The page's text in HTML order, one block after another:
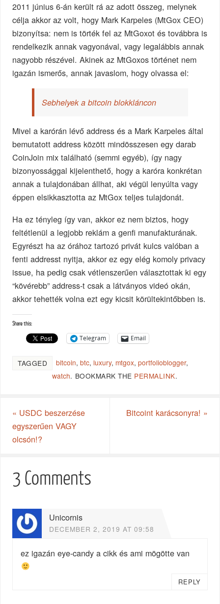
2011 június 6-án került rá az adott összeg, melynek
célja akkor az volt, hogy Mark Karpeles (MtGox CEO)
bizonyítsa: nem is törték fel az MtGoxot és továbbra is
rendelkezik annak vagyonával, vagy legalábbis annak
nagyobb részével. Akinek az MtGoxos történet nem
igazán ismerős, annak javaslom, hogy olvassa el:
Sebhelyek a bitcoin blokkláncon
Mivel a karórán lévő address és a Mark Karpeles által
bemutatott address között mindösszesen egy darab
CoinJoin mix található (semmi egyéb), így nagy
bizonyossággal kijelenthető, hogy a karóra konkrétan
annak a tulajdonában állhat, aki végül lenyúlta vagy
éppen elsikkasztotta az MtGox teljes tulajdonát.
Ha ez tényleg így van, akkor ez nem biztos, hogy
feltétlenül a legjobb reklám a genfi manufakturának.
Egyrészt ha az órához tartozó privát kulcs valóban a
fenti addresst nyitja, akkor ez egy elég komoly privacy
issue, ha pedig csak vétlenszerűen választottak ki egy
“kövérebb” address-t csak a látványos videó okán,
akkor tehették volna ezt egy kicsit körültekintőbben is.
Share this:
Telegram Email
TAGGED bitcoin,btc, luxury, mtgox,portfolioblogger,
watch. BOOKMARK THE PERMALINK.
« USDC beszerzése
egyszerűen VAGY
olcsón!?
Bitcoint karácsonyra! »
3 Comments
Unicornis
DECEMBER 2, 2019 AT 09:58
ez igazán eye-candy a cikk és ami mögötte van
REPLY